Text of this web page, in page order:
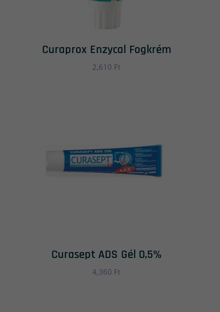
Curaprox Enzycal Fogkrém
2,610 Ft
Curasept ADS Gél 0,5%
4,360 Ft